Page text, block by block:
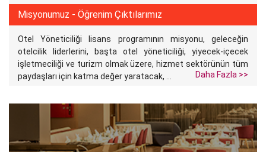
Misyonumuz - Öğrenim Çıktılarımız
Otel Yöneticiliği lisans programının misyonu, geleceğin
otelcilik liderlerini, başta otel yöneticiliği, yiyecek-içecek
işletmeciliği ve turizm olmak üzere, hizmet sektörünün tüm
paydaşları için katma değer yaratacak, ...
Daha Fazla >>